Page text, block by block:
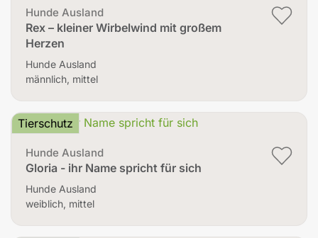
Hunde Ausland
Rex – kleiner Wirbelwind mit großem
Herzen
Hunde Ausland
männlich, mittel
Hunde Ausland
Gloria - ihr Name spricht für sich
Tierschutz
Hunde Ausland
weiblich, mittel